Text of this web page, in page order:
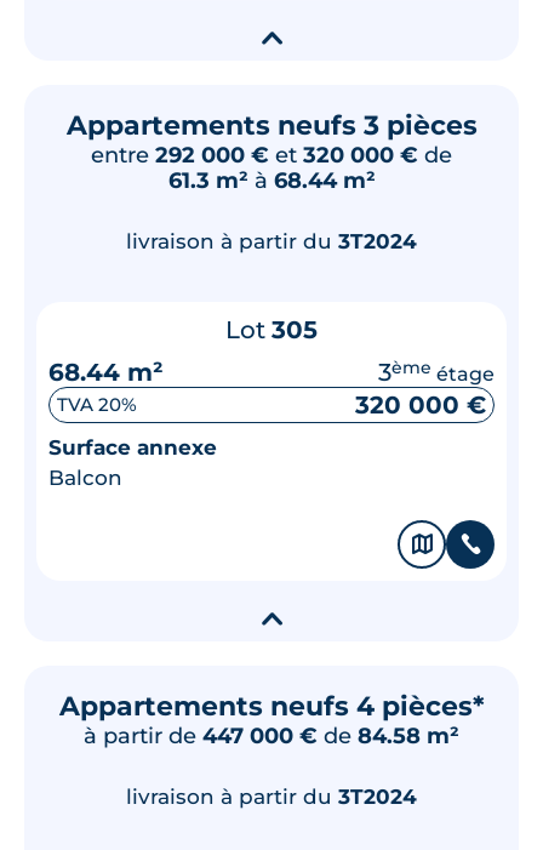
▾
Appartements neufs 3 pièces
entre 292 000 € et 320 000 € de
61.3 m² à 68.44 m²
livraison à partir du 3T2024
Lot 305
68.44 m²
3ème étage
TVA 20% 320 000 €
Surface annexe
Balcon
🗞 📞
▾
Appartements neufs 4 pièces*
à partir de 447 000 € de 84.58 m²
livraison à partir du 3T2024